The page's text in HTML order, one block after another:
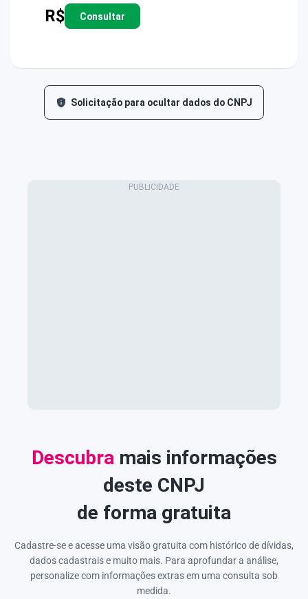
R$ Consultar
Solicitação para ocultar dados do CNPJ
Descubra mais informações
deste CNPJ
de forma gratuita
Cadastre-se e acesse uma visão gratuita com histórico de dívidas,
dados cadastrais e muito mais. Para aprofundar a análise,
personalize com informações extras em uma consulta sob
medida.